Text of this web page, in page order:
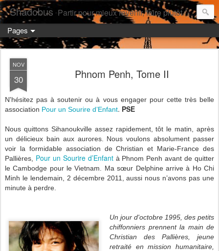
Shadobus Partir pour mieux revenir, faire plutôt qu'avoir.
Pages
NOV
30 Phnom Penh, Tome II
N'hésitez pas à soutenir ou à vous engager pour cette très belle
association Pour un Sourire d’Enfant. PSE
Nous quittons Sihanoukville assez rapidement, tôt le matin, après
un délicieux bain aux aurores. Nous voulons absolument passer
voir la formidable association de Christian et Marie-France des
Pallières, Pour un Sourire d’Enfantà Phnom Penh avant de quitter
le Cambodge pour le Vietnam. Ma sœur Delphine arrive à Ho Chi
Minh le lendemain, 2 décembre 2011, aussi nous n’avons pas une
minute à perdre.
Un jour d'octobre 1995, des petits
chiffonniers prennent la main de
Christian des Pallières, jeune
retraité en mission humanitaire,